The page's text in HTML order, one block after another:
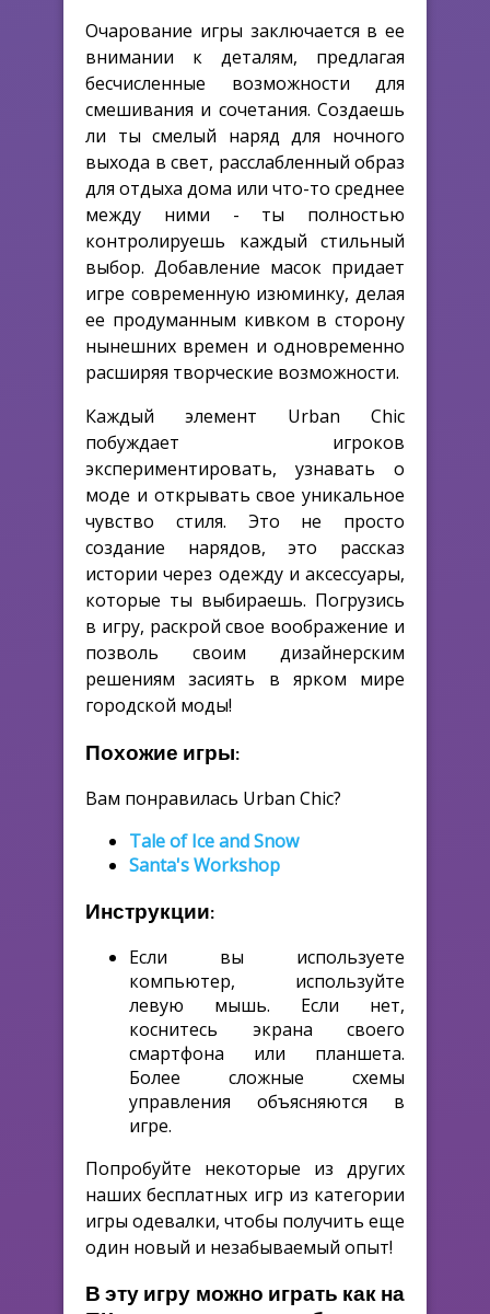
Очарование игры заключается в ее
внимании к деталям, предлагая
бесчисленные возможности для
смешивания и сочетания. Создаешь
ли ты смелый наряд для ночного
выхода в свет, расслабленный образ
для отдыха дома или что-то среднее
между ними - ты полностью
контролируешь каждый стильный
выбор. Добавление масок придает
игре современную изюминку, делая
ее продуманным кивком в сторону
нынешних времен и одновременно
расширяя творческие возможности.
Каждый элемент Urban Chic
побуждает игроков
экспериментировать, узнавать о
моде и открывать свое уникальное
чувство стиля. Это не просто
создание нарядов, это рассказ
истории через одежду и аксессуары,
которые ты выбираешь. Погрузись
в игру, раскрой свое воображение и
позволь своим дизайнерским
решениям засиять в ярком мире
городской моды!
Похожие игры:
Вам понравилась Urban Chic?
Tale of Ice and Snow
Santa's Workshop
Инструкции:
Если вы используете
компьютер, используйте
левую мышь. Если нет,
коснитесь экрана своего
смартфона или планшета.
Более сложные схемы
управления объясняются в
игре.
Попробуйте некоторые из других
наших бесплатных игр из категории
игры одевалки, чтобы получить еще
один новый и незабываемый опыт!
В эту игру можно играть как на